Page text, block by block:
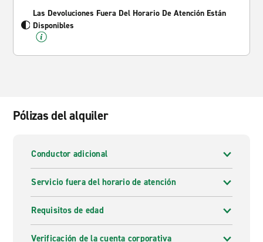
Las Devoluciones Fuera Del Horario De Atención Están
Disponibles
Pólizas del alquiler
Conductor adicional
Servicio fuera del horario de atención
Requisitos de edad
Verificación de la cuenta corporativa